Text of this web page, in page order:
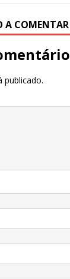
A COMENTAR
publicado.